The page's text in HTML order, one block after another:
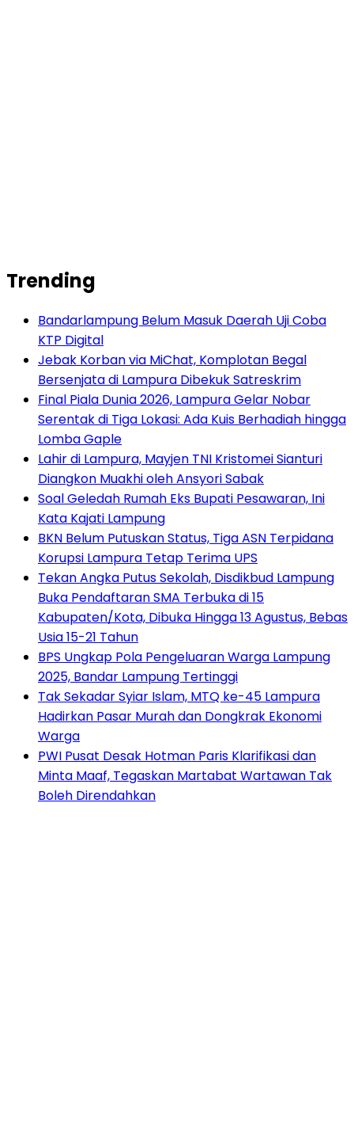
Trending
Bandarlampung Belum Masuk Daerah Uji Coba
KTP Digital
Jebak Korban via MiChat, Komplotan Begal
Bersenjata di Lampura Dibekuk Satreskrim
Final Piala Dunia 2026, Lampura Gelar Nobar
Serentak di Tiga Lokasi: Ada Kuis Berhadiah hingga
Lomba Gaple
Lahir di Lampura, Mayjen TNI Kristomei Sianturi
Diangkon Muakhi oleh Ansyori Sabak
Soal Geledah Rumah Eks Bupati Pesawaran, Ini
Kata Kajati Lampung
BKN Belum Putuskan Status, Tiga ASN Terpidana
Korupsi Lampura Tetap Terima UPS
Tekan Angka Putus Sekolah, Disdikbud Lampung
Buka Pendaftaran SMA Terbuka di 15
Kabupaten/Kota, Dibuka Hingga 13 Agustus, Bebas
Usia 15-21 Tahun
BPS Ungkap Pola Pengeluaran Warga Lampung
2025, Bandar Lampung Tertinggi
Tak Sekadar Syiar Islam, MTQ ke-45 Lampura
Hadirkan Pasar Murah dan Dongkrak Ekonomi
Warga
PWI Pusat Desak Hotman Paris Klarifikasi dan
Minta Maaf, Tegaskan Martabat Wartawan Tak
Boleh Direndahkan